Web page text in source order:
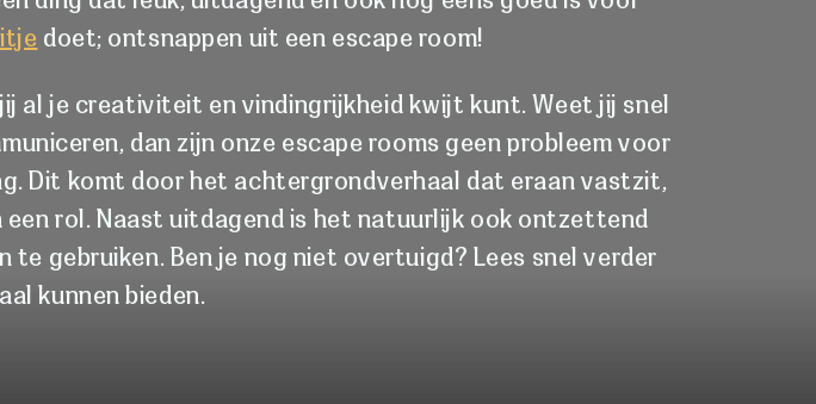
doet; ontsnappen uit een escape room!
al je creativiteit en vindingrijkheid kwijt kunt. Weet jij snel
dan zijn onze escape rooms geen probleem voor
Dit komt door het achtergrondverhaal dat eraan vastzit,
een rol. Naast uitdagend is het natuurlijk ook ontzettend
te gebruiken. Ben je nog niet overtuigd? Lees snel verder
kunnen bieden.